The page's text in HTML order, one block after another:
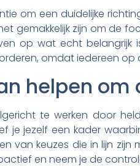
om een duidelijke
gemakkelijk zijn om de
op wat echt belangrijk
omdat iedereen
helpen
te werken door
je jezelf een kader
van keuzes die in lijn
en neem je de